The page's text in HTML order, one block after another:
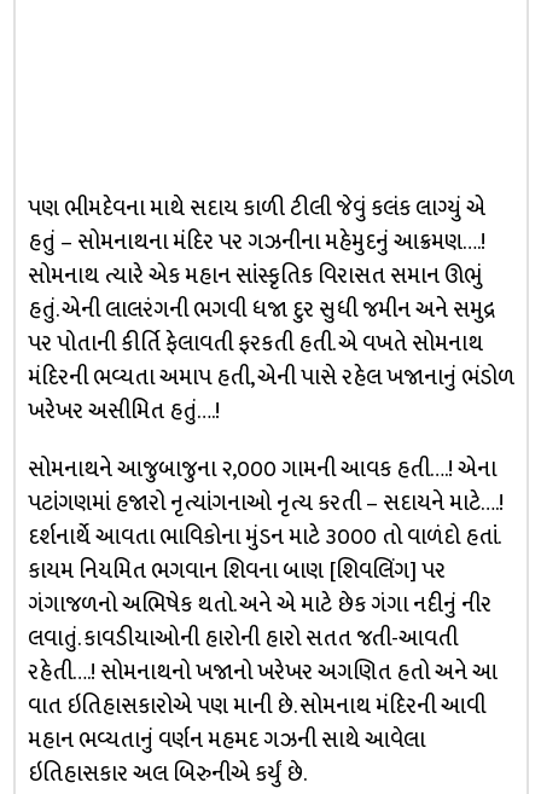
પણ ભીમદેવના માથે સદાય કાળી ટીલી જેવું કલંક લાગ્યું એ
હતું – સોમનાથના મંદિર પર ગઝનીના મહેમુદનું આક્રમણ….!
સોમનાથ ત્યારે એક મહાન સાંસ્કૃતિક વિરાસત સમાન ઊભું
હતું. એની લાલરંગની ભગવી ધજા દુર સુધી જમીન અને સમુદ્ર
પર પોતાની કીર્તિ ફેલાવતી ફરકતી હતી. એ વખતે સોમનાથ
મંદિરની ભવ્યતા અમાપ હતી, એની પાસે રહેલ ખજાનાનું ભંડોળ
ખરેખર અસીમિત હતું….!
સોમનાથને આજુબાજુના ૨,૦૦૦ ગામની આવક હતી….! એના
પટાંગણમાં હજારો નૃત્યાંગનાઓ નૃત્ય કરતી – સદાયને માટે….!
દર્શનાર્થે આવતા ભાવિકોના મુંડન માટે ૩૦૦૦ તો વાળંદો હતાં.
કાયમ નિયમિત ભગવાન શિવના બાણ [શિવલિંગ] પર
ગંગાજળનો અભિષેક થતો. અને એ માટે છેક ગંગા નદીનું નીર
લવાતું. કાવડીયાઓની હારોની હારો સતત જતી-આવતી
રહેતી….! સોમનાથનો ખજાનો ખરેખર અગણિત હતો અને આ
વાત ઇતિહાસકારોએ પણ માની છે. સોમનાથ મંદિરની આવી
મહાન ભવ્યતાનું વર્ણન મહમદ ગઝની સાથે આવેલા
ઇતિહાસકાર અલ બિરુનીએ કર્યું છે.